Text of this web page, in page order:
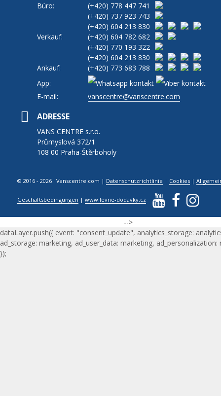
Büro: (+420) 778 447 741
(+420) 737 923 743
(+420) 604 213 830
Verkauf:
(+420) 604 782 682
(+420) 770 193 322
(+420) 604 213 830
Ankauf:
(+420) 773 683 788
App:
E-mail:
vanscentre@vanscentre.com
ADRESSE
VANS CENTRE s.r.o.
Průmyslová 372/1
108 00 Praha-Štěrboholy
© 2016 - 2026 Vanscentre.com | Datenschutzrichtlinie | Cookies |
Geschäftsbedingungen |www.levne-dodavky.cz
-->
dataLayer.push({ event: "consent_update", analytics_storage:
ad_storage: marketing, ad_user_data: marketing, ad_personalization:
});